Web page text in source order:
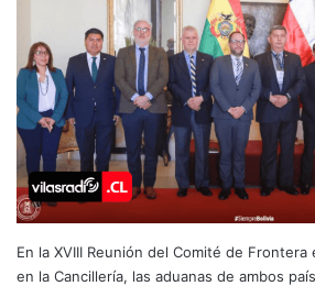
En la XVIII Reunión del Comité de
en la Cancillería, las aduanas de ambos